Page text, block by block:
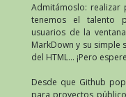
Admitámoslo: realizar
tenemos el talento
usuarios de la
MarkDown y su simple
del HTML… ¡Pero
Desde que Github
para proyectos